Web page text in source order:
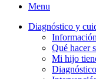
Menu
Diagnóstico y
Qué hacer
Mi hijo